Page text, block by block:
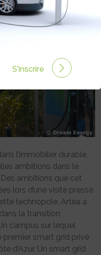
l’immobilier durable,
ambitions dans le
ambitions que cet
lors d’une visite presse
technopole, Artea a
la transition
campus sur lequel
premier smart grid privé
d’Azur. Un smart grid
S'inscrire